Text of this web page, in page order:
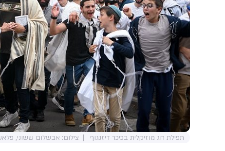
תפילת חג מוזיקלית בכיכר דיזנגוף צילום: אבשלום ששוני, פלאש